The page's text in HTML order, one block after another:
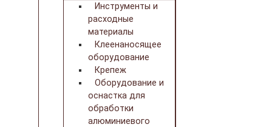
Инструменты и
расходные
материалы
Клеенаносящее
оборудование
Крепеж
Оборудование и
оснастка для
обработки
алюминиевого